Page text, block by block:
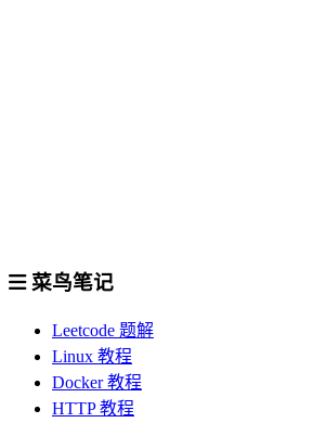
菜鸟笔记
Leetcode 题解
Linux 教程
Docker 教程
HTTP 教程